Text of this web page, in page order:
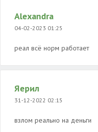
Alexandra
04-02-2023 01:25
реал всё норм работает
Яерил
31-12-2022 02:15
взлом реально на деньги